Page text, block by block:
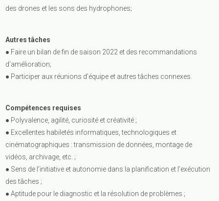
des drones et les sons des hydrophones;
Autres tâches
● Faire un bilan de fin de saison 2022 et des recommandations
d’amélioration;
● Participer aux réunions d’équipe et autres tâches connexes.
Compétences requises
● Polyvalence, agilité, curiosité et créativité ;
● Excellentes habiletés informatiques, technologiques et
cinématographiques : transmission de données, montage de
vidéos, archivage, etc. ;
● Sens de l’initiative et autonomie dans la planification et l’exécution
des tâches ;
● Aptitude pour le diagnostic et la résolution de problèmes ;